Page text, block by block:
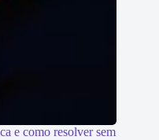
e como resolver sem